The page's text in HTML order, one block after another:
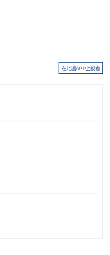
在地圖APP上觀看